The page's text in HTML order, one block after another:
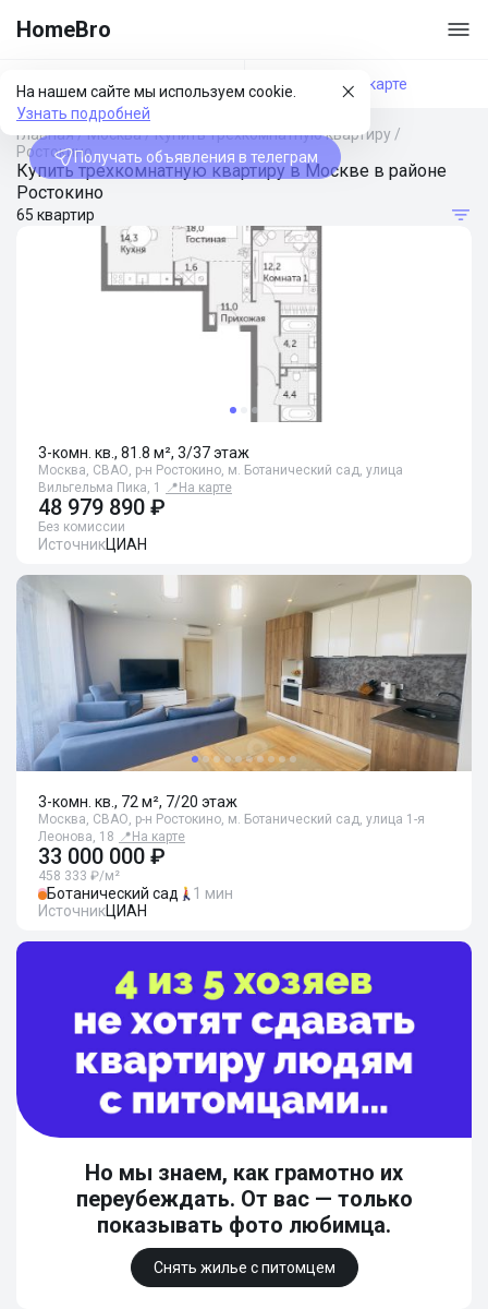
HomeBro
На нашем сайте мы используем cookie.
Узнать подробней
Получать объявления в телеграм
Фильтры На карте
Главная/Москва/Купить трехкомнатную квартиру /
Ростокино
Купить трехкомнатную квартиру в Москве в районе
Ростокино
65 квартир
3-комн. кв., 81.8 м², 3/37 этаж
Москва, СВАО, р-н Ростокино, м. Ботанический сад, улица
Вильгельма Пика, 1
📍 На карте
48 979 890 ₽
Без комиссии
ИсточникЦИАН
3-комн. кв., 72 м², 7/20 этаж
Москва, СВАО, р-н Ростокино, м. Ботанический сад, улица 1-я
Леонова, 18 📍 На карте
33 000 000 ₽
458 333 ₽/м²
Ботанический сад
1 мин
ИсточникЦИАН
Но мы знаем, как грамотно их
переубеждать. От вас — только
показывать фото любимца.
Снять жилье с питомцем